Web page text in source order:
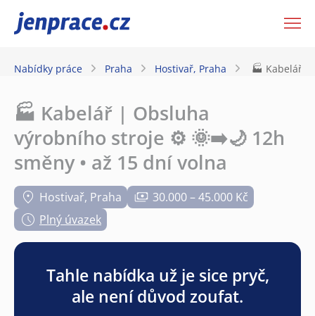
JenPráce.cz
Nabídky práce Praha Hostivař, Praha 🏭 Kabelář |
🏭 Kabelář | Obsluha
výrobního stroje ⚙️ 🌞➡️🌙 12h
směny • až 15 dní volna
Hostivař, Praha
30.000 – 45.000 Kč
Plný úvazek
Tahle nabídka už je sice pryč,
ale není důvod zoufat.